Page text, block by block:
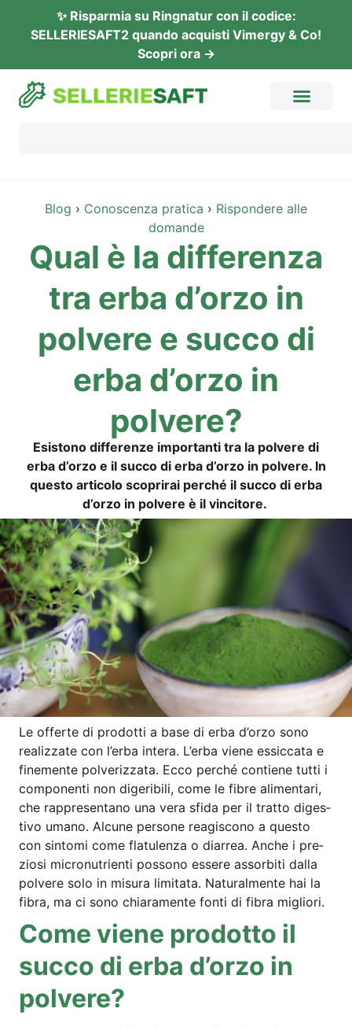
✨ Rispar­mia su Ring­na­tur con il codi­ce:
SELLERIESAFT2 quan­do acquis­ti Vimer­gy & Co!
Sco­pri ora →
Blog › Cono­scen­za pra­ti­ca › Rispon­de­re alle
domande
Qual è la dif­fe­ren­za
tra erba d’or­zo in
pol­vere e suc­co di
erba d’or­zo in
polvere?
Esis­to­no dif­fe­ren­ze importan­ti tra la pol­vere di
erba d’or­zo e il suc­co di erba d’or­zo in pol­vere. In
ques­to arti­co­lo sco­pri­rai per­ché il suc­co di erba
d’or­zo in pol­vere è il vincitore.
Le offer­te di pro­dot­ti a base di erba d’or­zo sono
rea­liz­za­te con l’er­ba inte­ra. L’er­ba vie­ne essic­ca­ta e
fine­men­te pol­veriz­za­ta. Ecco per­ché con­tiene tut­ti i
com­po­nen­ti non dige­ri­bi­li, come le fib­re ali­men­ta­ri,
che rappre­sen­ta­no una vera sfi­da per il trat­to diges­
tivo uma­no. Alcu­ne per­so­ne reagis­co­no a ques­to
con sin­to­mi come fla­tu­len­za o diar­rea. Anche i pre­
zio­si micro­nu­tri­en­ti posso­no esse­re ass­or­bi­ti dal­la
pol­vere solo in misu­ra limi­ta­ta. Natur­al­men­te hai la
fibra, ma ci sono chia­ra­men­te fon­ti di fibra migliori.
Come vie­ne pro­dot­to il
suc­co di erba d’or­zo in
polvere?